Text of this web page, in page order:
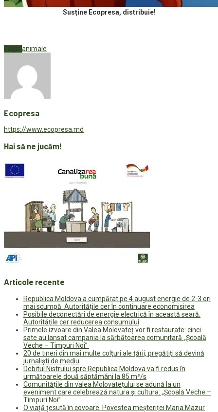
Susține Ecopresa, distribuie!
Tags: animale
Ecopresa
https://www.ecopresa.md
Hai să ne jucăm!
Articole recente
Republica Moldova a cumpărat pe 4 august energie de 2-3 ori
mai scumpă. Autoritățile cer în continuare economisirea
Posibile deconectări de energie electrică în această seară.
Autoritățile cer reducerea consumului
Primele izvoare din Valea Molovateț vor fi restaurate: cinci
sate au lansat campania la sărbătoarea comunitară „Școală
Veche – Timpuri Noi”
20 de tineri din mai multe colțuri ale țării, pregătiți să devină
jurnaliști de mediu
Debitul Nistrului spre Republica Moldova va fi redus în
următoarele două săptămâni la 85 m³/s
Comunitățile din valea Molovatețului se adună la un
eveniment care celebrează natura și cultura: „Școală Veche –
Timpuri Noi”
O viață țesută în covoare. Povestea meșteriței Maria Mazur